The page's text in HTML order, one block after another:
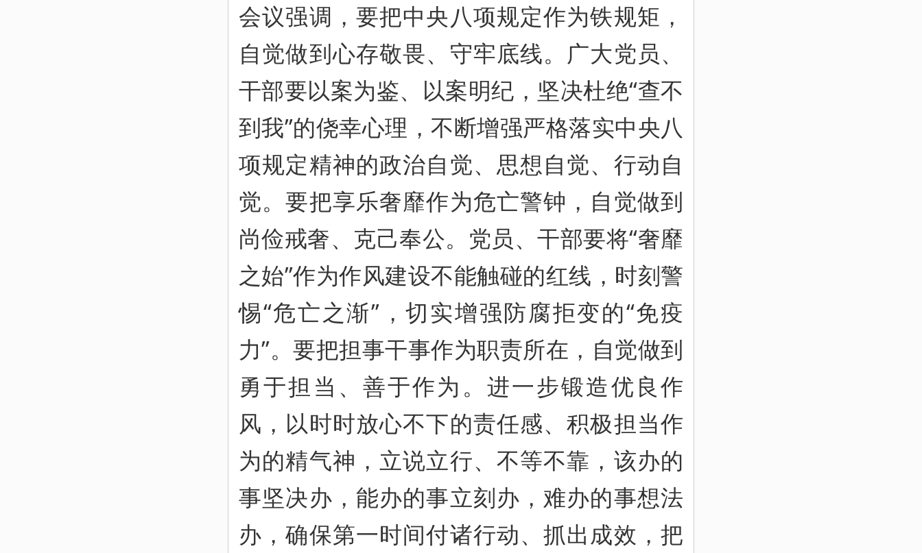
会议强调，要把中央八项规定作为铁规矩，
自觉做到心存敬畏、守牢底线。广大党员、
干部要以案为鉴、以案明纪，坚决杜绝“查不
到我”的侥幸心理，不断增强严格落实中央八
项规定精神的政治自觉、思想自觉、行动自
觉。要把享乐奢靡作为危亡警钟，自觉做到
尚俭戒奢、克己奉公。党员、干部要将“奢靡
之始”作为作风建设不能触碰的红线，时刻警
惕“危亡之渐”，切实增强防腐拒变的“免疫
力”。要把担事干事作为职责所在，自觉做到
勇于担当、善于作为。进一步锻造优良作
风，以时时放心不下的责任感、积极担当作
为的精气神，立说立行、不等不靠，该办的
事坚决办，能办的事立刻办，难办的事想法
办，确保第一时间付诸行动、抓出成效，把